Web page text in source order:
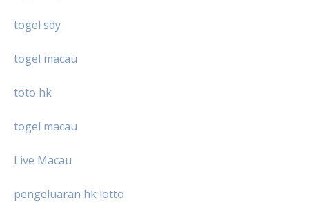
togel sdy
togel macau
toto hk
togel macau
Live Macau
pengeluaran hk lotto